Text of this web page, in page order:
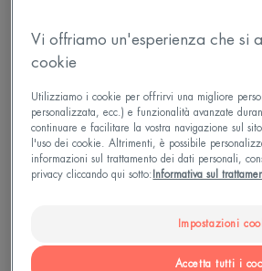
Esigenze
Prodotto in Francia
Cleanance Comedomed
modalità d'azione unica del
attivo vegetale dalle proprietà
Vi offriamo un'esperienza che si
cookie
Utilizziamo i cookie per offrirvi una migliore
personalizzata, ecc.) e funzionalità avanzate
continuare e facilitare la vostra navigazione sul
l'uso dei cookie. Altrimenti, è possibile
informazioni sul trattamento dei dati personali,
privacy cliccando qui sotto: Informativa sul
Impostazioni
Accetta tutti i